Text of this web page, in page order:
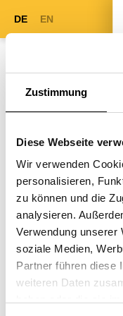
Zustimmung
Diese Webseite
Wir verwenden
personalisieren,
zu können und die
analysieren.
Verwendung unserer
soziale Medien,
Partner führen diese
weiteren Daten
DE EN
IMMER
Bleiben Sie ganz
rund um